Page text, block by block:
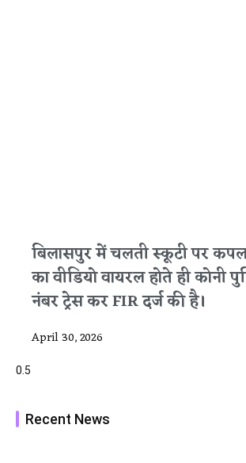
बिलासपुर में चलती स्कूटी पर
का वीडियो वायरल होते ही कोनी
नंबर ट्रेस कर FIR दर्ज की है।
April 30, 2026
Recent News